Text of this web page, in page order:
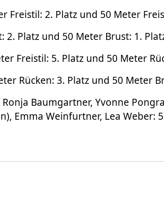
Freistil: 2. Platz und 50 Meter
2. Platz und 50 Meter Brust: 1.
Freistil: 5. Platz und 50 Meter
Rücken: 3. Platz und 50 Meter
Baumgartner, Yvonne
Emma Weinfurtner, Lea Weber: